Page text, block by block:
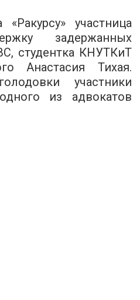
участница
задержанных
студентка КНУТКиТ
Анастасия Тихая.
участники
из адвокатов